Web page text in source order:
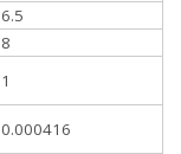
6.5
8
1
0.000416